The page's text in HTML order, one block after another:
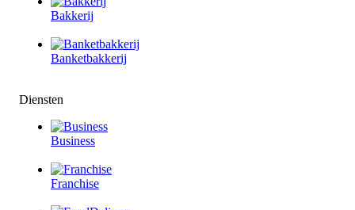
Bakkerij
Banketbakkerij
Diensten
Business
Franchise